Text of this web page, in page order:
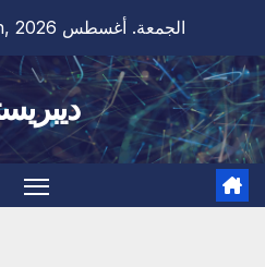
content
الجمعة. أغسطس 7th, 2026